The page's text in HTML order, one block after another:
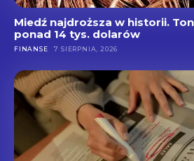
Miedź najdroższa w historii.
ponad 14 tys. dolarów
FINANSE 7 SIERPNIA, 2026